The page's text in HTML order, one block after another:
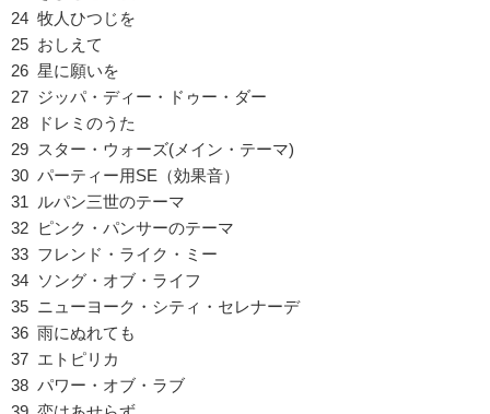
24 牧人ひつじを
25 おしえて
26 星に願いを
27 ジッパ・ディー・ドゥー・ダー
28 ドレミのうた
29 スター・ウォーズ(メイン・テーマ)
30 パーティー用SE（効果音）
31 ルパン三世のテーマ
32 ピンク・パンサーのテーマ
33 フレンド・ライク・ミー
34 ソング・オブ・ライフ
35 ニューヨーク・シティ・セレナーデ
36 雨にぬれても
37 エトピリカ
38 パワー・オブ・ラブ